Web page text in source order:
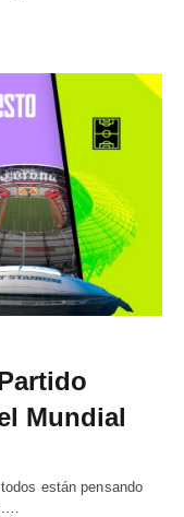
Mundial
están pensando